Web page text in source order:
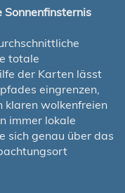
totale
der Karten lässt
eingrenzen,
klaren wolkenfreien
immer lokale
sich genau über das